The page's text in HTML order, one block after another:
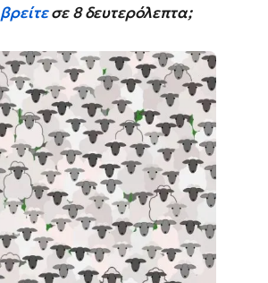
βρείτεσε 8 δευτερόλεπτα;